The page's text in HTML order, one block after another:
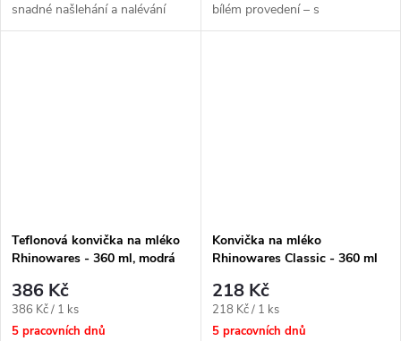
snadné našlehání a nalévání
mléčné pěny.
bílém provedení – s
nepřilnavým povrchem pro
Teflonová konvička na mléko
Rhinowares - 360 ml, modrá
386 Kč
Měrná
cena:
386 Kč / 1 ks
5 pracovních dnů
Konvička na mléko
Rhinowares Classic - 360 ml
218 Kč
Měrná
cena:
218 Kč / 1 ks
5 pracovních dnů